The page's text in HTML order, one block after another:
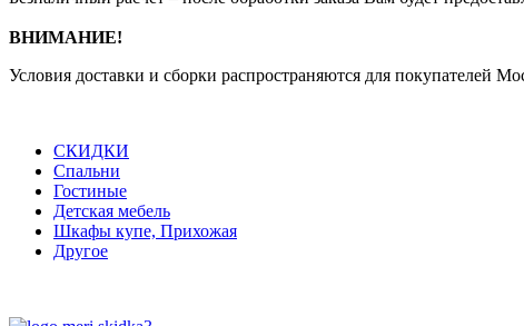
ВНИМАНИЕ!
Условия доставки и сборки распространяются для покупателей
СКИДКИ
Спальни
Гостиные
Детская мебель
Шкафы купе, Прихожая
Другое